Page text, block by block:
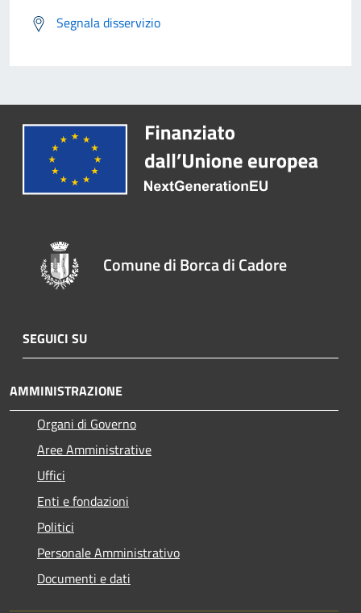
Segnala disservizio
Comune di Borca di Cadore
SEGUICI SU
AMMINISTRAZIONE
Organi di Governo
Aree Amministrative
Uffici
Enti e fondazioni
Politici
Personale Amministrativo
Documenti e dati